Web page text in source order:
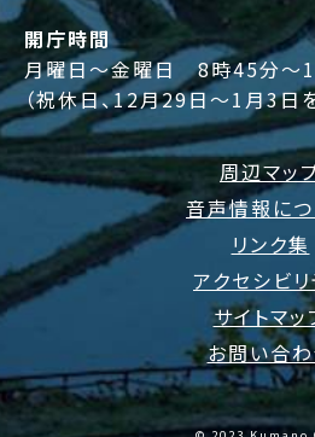
開庁時間
月曜日～金曜日 8時45分～
（祝休日、12月29日～1月3日を
周辺マッ
音声情報につ
リンク集
アクセシビリ
サイトマッ
お問い合